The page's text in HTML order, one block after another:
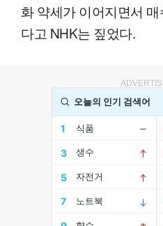
화 약세가 이어지면서
다고 NHK는 짚었다.